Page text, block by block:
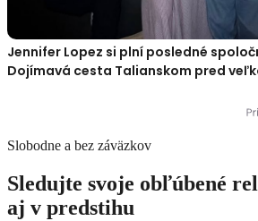
Jennifer Lopez si plní posledné
Dojímavá cesta Talianskom pred
Slobodne a bez záväzkov
Sledujte svoje obľúbené
aj v predstihu